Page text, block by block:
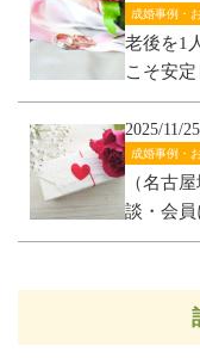
成婚事例・
老後を1
こそ安
2025/11/25
成婚事例・
（名古
談・会員